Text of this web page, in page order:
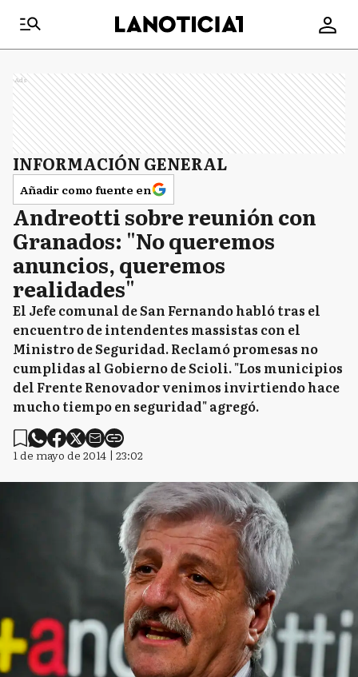
Ads
INFORMACIÓN GENERAL
Añadir como fuente en
Andreotti sobre reunión con
Granados: "No queremos
anuncios, queremos
realidades"
El Jefe comunal de San Fernando habló tras el
encuentro de intendentes massistas con el
Ministro de Seguridad. Reclamó promesas no
cumplidas al Gobierno de Scioli. "Los municipios
del Frente Renovador venimos invirtiendo hace
mucho tiempo en seguridad" agregó.
1 de mayo de 2014 | 23:02